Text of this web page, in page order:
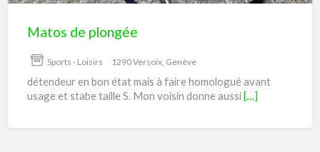
Matos de plongée
Sports - Loisirs 1290 Versoix, Genève
détendeur en bon état mais à faire homologué avant
usage et stabe taille S. Mon voisin donne aussi[…]